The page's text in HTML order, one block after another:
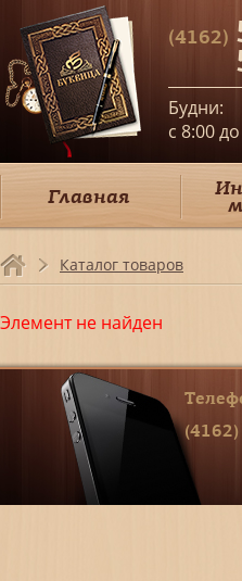
(4162)
Будни:
c 8:00
Главная
Каталог товаров
Элемент не найден
(4162)